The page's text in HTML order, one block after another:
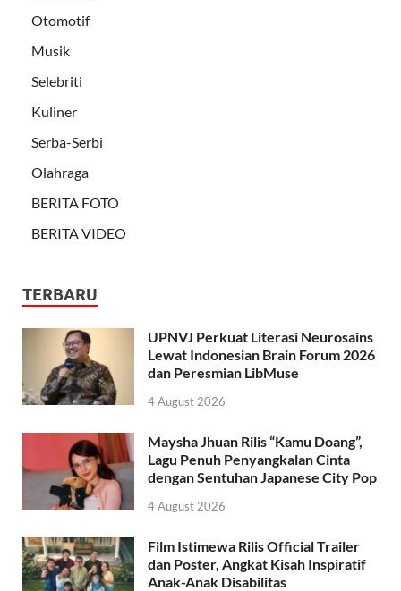
Otomotif
Musik
Selebriti
Kuliner
Serba-Serbi
Olahraga
BERITA FOTO
BERITA VIDEO
TERBARU
UPNVJ Perkuat Literasi Neurosains
Lewat Indonesian Brain Forum 2026
dan Peresmian LibMuse
4 August 2026
Maysha Jhuan Rilis “Kamu Doang”,
Lagu Penuh Penyangkalan Cinta
dengan Sentuhan Japanese City Pop
4 August 2026
Film Istimewa Rilis Official Trailer
dan Poster, Angkat Kisah Inspiratif
Anak-Anak Disabilitas